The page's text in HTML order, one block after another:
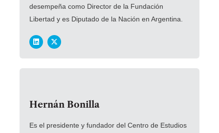
desempeña como Director de la Fundación
Libertad y es Diputado de la Nación en Argentina.
Hernán Bonilla
Es el presidente y fundador del Centro de Estudios